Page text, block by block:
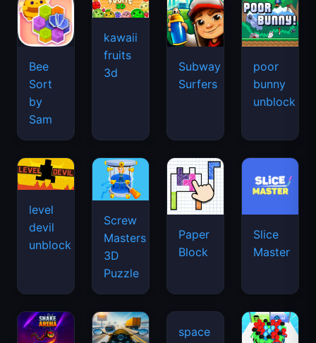
Bee
Sort
by
Sam
kawaii
fruits
3d
Subway
Surfers
poor
bunny
unblock
level
devil
unblock
Screw
Masters
3D
Puzzle
Paper
Block
Slice
Master